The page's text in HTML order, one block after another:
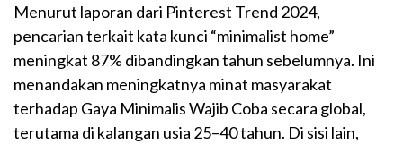
Menurut laporan dari Pinterest Trend 2024,
pencarian terkait kata kunci “minimalist home”
meningkat 87% dibandingkan tahun sebelumnya. Ini
menandakan meningkatnya minat masyarakat
terhadap Gaya Minimalis Wajib Coba secara global,
terutama di kalangan usia 25–40 tahun. Di sisi lain,